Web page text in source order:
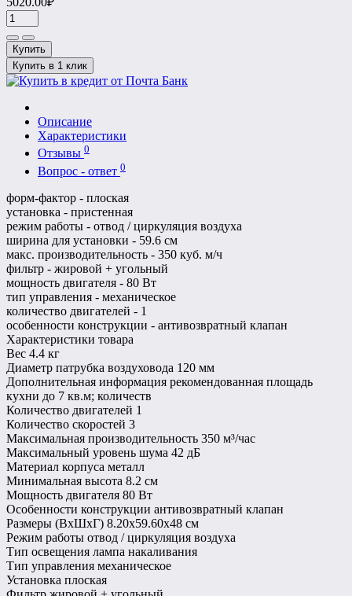
Купить
Купить в 1 клик
Описание
Характеристики
Отзывы 0
Вопрос - ответ 0
форм-фактор - плоская
установка - пристенная
режим работы - отвод / циркуляция воздуха
ширина для установки - 59.6 см
макс. производительность - 350 куб. м/ч
фильтр - жировой + угольный
мощность двигателя - 80 Вт
тип управления - механическое
количество двигателей - 1
особенности конструкции - антивозвратный клапан
Характеристики товара
Вес 4.4 кг
Диаметр патрубка воздуховода 120 мм
Дополнительная информация рекомендованная площадь
кухни до 7 кв.м; количеств
Количество двигателей 1
Количество скоростей 3
Максимальная производительность 350 м³/час
Максимальный уровень шума 42 дБ
Материал корпуса металл
Минимальная высота 8.2 см
Мощность двигателя 80 Вт
Особенности конструкции антивозвратный клапан
Размеры (ВхШхГ) 8.20х59.60х48 см
Режим работы отвод / циркуляция воздуха
Тип освещения лампа накаливания
Тип управления механическое
Установка плоская